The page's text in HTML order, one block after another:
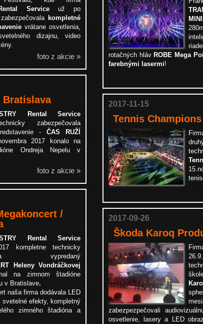
Serviceuž po
kompletné
vrátane osvetlenia,
dizajnu, video
foto z akcie »
Bratislava
Rental Service
zabezpečovala
-ČAS RUŽÍ
2017 konalo na
Ondreja Nepelu v
foto z akcie »
/
Rental Service
kompletne technicky
vypredaný
Heleny Vondráčkovej
nazimnom štadióne
v Bratislave.
naša firma dodávalaLED
svetelné efekty, kompletný
zimného štadióna a
rotačných hlávROBE Mega
farebnými lasermi!
2017-11-15
Tennis
2017-09-26
Škoda Karoq
zabezpezpečovali
osvetlenie, lasery a LED